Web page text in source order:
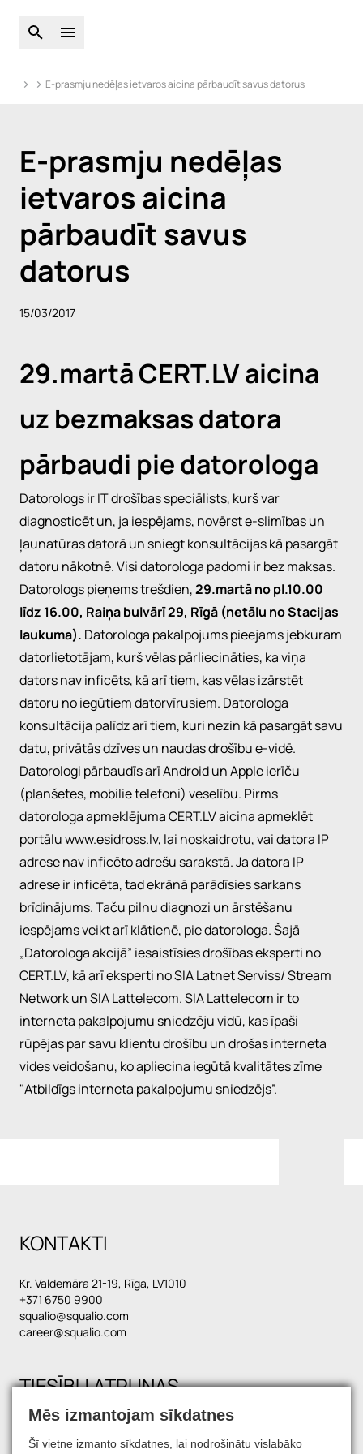
Atveriet globālo meklēšanu
Atveriet galveno izvēlni
E-prasmju nedēļas ietvaros aicina pārbaudīt savus datorus
E-prasmju nedēļas
ietvaros aicina
pārbaudīt savus
datorus
15/03/2017
29.martā CERT.LV aicina
uz bezmaksas datora
pārbaudi pie datorologa
Datorologs ir IT drošības speciālists, kurš var
diagnosticēt un, ja iespējams, novērst e-slimības un
ļaunatūras datorā un sniegt konsultācijas kā pasargāt
datoru nākotnē. Visi datorologa padomi ir bez maksas.
Datorologs pieņems trešdien,29.martā no pl.10.00
līdz 16.00, Raiņa bulvārī 29, Rīgā (netālu no Stacijas
laukuma). Datorologa pakalpojums pieejams jebkuram
datorlietotājam, kurš vēlas pārliecināties, ka viņa
dators nav inficēts, kā arī tiem, kas vēlas izārstēt
datoru no iegūtiem datorvīrusiem. Datorologa
konsultācija palīdz arī tiem, kuri nezin kā pasargāt savu
datu, privātās dzīves un naudas drošību e-vidē.
Datorologi pārbaudīs arī Android un Apple ierīču
(planšetes, mobilie telefoni) veselību. Pirms
datorologa apmeklējuma CERT.LV aicina apmeklēt
portālu www.esidross.lv, lai noskaidrotu, vai datora IP
adrese nav inficēto adrešu sarakstā. Ja datora IP
adrese ir inficēta, tad ekrānā parādīsies sarkans
brīdinājums. Taču pilnu diagnozi un ārstēšanu
iespējams veikt arī klātienē, pie datorologa. Šajā
„Datorologa akcijā” iesaistīsies drošības eksperti no
CERT.LV, kā arī eksperti no SIA Latnet Serviss/ Stream
Network un SIA Lattelecom. SIA Lattelecom ir to
interneta pakalpojumu sniedzēju vidū, kas īpaši
rūpējas par savu klientu drošību un drošas interneta
vides veidošanu, ko apliecina iegūtā kvalitātes zīme
"Atbildīgs interneta pakalpojumu sniedzējs”.
KONTAKTI
Kr. Valdemāra 21-19, Rīga, LV1010
+371 6750 9900
squalio@squalio.com
career@squalio.com
TIESĪBU ATRUNAS
Mēs izmantojam sīkdatnes
Šī vietne izmanto sīkdatnes, lai nodrošinātu vislabāko